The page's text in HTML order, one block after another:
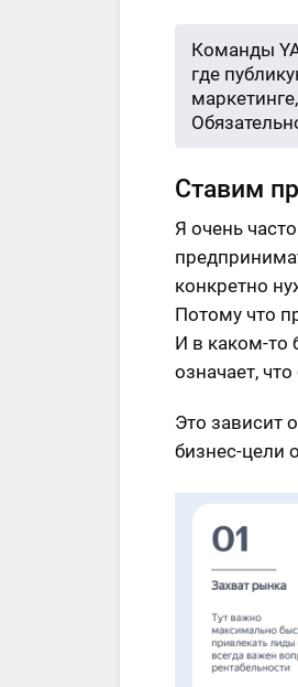
Команды
где
Ставим
Я очень
конкретно
Потому что
И в каком-то
означает,
Это зависит
бизнес-цели